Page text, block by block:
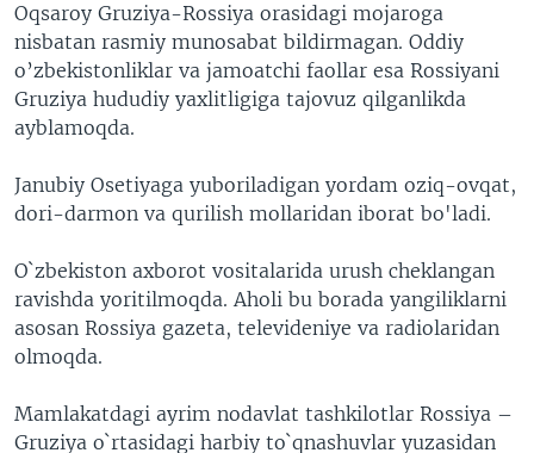
VIDEO
XABARLAR SURATLARDA
ODNOKLASSNIKI
TELEGRAM
TWITTER
Learning English
Oqsaroy Gruziya-Rossiya orasidagi mojaroga
nisbatan rasmiy munosabat bildirmagan. Oddiy
o’zbekistonliklar va jamoatchi faollar esa Rossiyani
Gruziya hududiy yaxlitligiga tajovuz qilganlikda
ayblamoqda.
Janubiy Osetiyaga yuboriladigan yordam oziq-ovqat,
dori-darmon va qurilish mollaridan iborat bo'ladi.
O`zbekiston axborot vositalarida urush cheklangan
ravishda yoritilmoqda. Aholi bu borada yangiliklarni
asosan Rossiya gazeta, televideniye va radiolaridan
olmoqda.
Mamlakatdagi ayrim nodavlat tashkilotlar Rossiya –
Gruziya o`rtasidagi harbiy to`qnashuvlar yuzasidan